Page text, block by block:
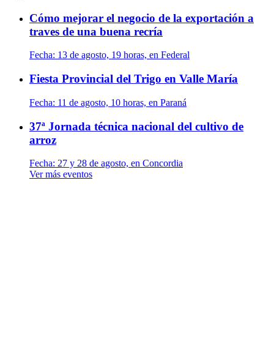
Cómo mejorar el negocio de la exportación a
traves de una buena recría
Fecha: 13 de agosto, 19 horas, en Federal
Fiesta Provincial del Trigo en Valle María
Fecha: 11 de agosto, 10 horas, en Paraná
37ª Jornada técnica nacional del cultivo de
arroz
Fecha: 27 y 28 de agosto, en Concordia
Ver más eventos